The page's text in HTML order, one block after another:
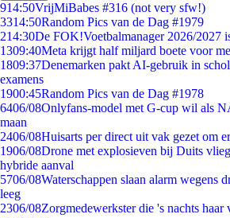
914:50VrijMiBabes #316 (not very sfw!)
3314:50Random Pics van de Dag #1979
214:30De FOK!Voetbalmanager 2026/2027
1309:40Meta krijgt half miljard boete voor
1809:37Denemarken pakt AI-gebruik in
examens
1900:45Random Pics van de Dag #1978
6406/08Onlyfans-model met G-cup wil als
maan
2406/08Huisarts per direct uit vak gezet om
1906/08Drone met explosieven bij Duits
hybride aanval
5706/08Waterschappen slaan alarm wegens
leeg
2306/08Zorgmedewerkster die 's nachts haar